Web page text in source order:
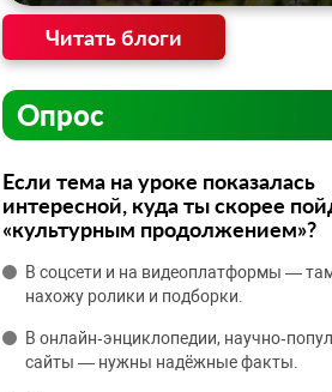
Читать блоги
Опрос
Если тема на уроке показалась
интересной, куда ты скорее
«культурным продолжением»?
В соцсети и на видеоплатформы —
нахожу ролики и подборки.
В онлайн‑энциклопедии,
сайты — нужны надёжные факты.